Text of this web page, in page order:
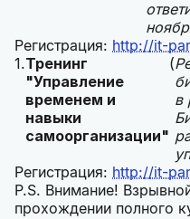
Регистрация: http://it-
Тренинг
"Управление
временем и
навыки
самоорганизации"
(
в
Регистрация: http://it-
P.S. Внимание!
прохождении полного